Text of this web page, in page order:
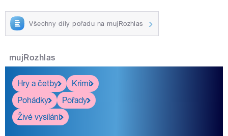
Všechny díly pořadu na mujRozhlas
mujRozhlas
Hry a četby
Krimi
Pohádky
Pořady
Živé vysílání